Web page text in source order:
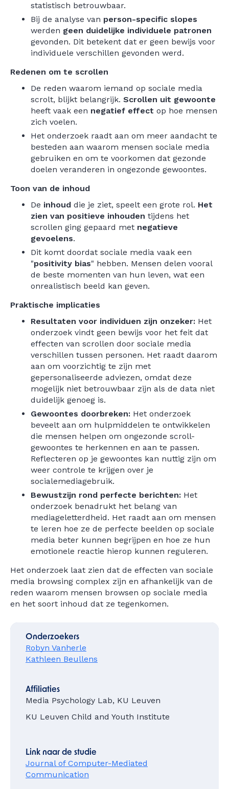
statistisch betrouwbaar.
Bij de analyse van person-specific slopes
werden geen duidelijke individuele patronen
gevonden. Dit betekent dat er geen bewijs voor
individuele verschillen gevonden werd.
Redenen om te scrollen
De reden waarom iemand op sociale media
scrolt, blijkt belangrijk. Scrollen uit gewoonte
heeft vaak een negatief effect op hoe mensen
zich voelen.
Het onderzoek raadt aan om meer aandacht te
besteden aan waarom mensen sociale media
gebruiken en om te voorkomen dat gezonde
doelen veranderen in ongezonde gewoontes.
Toon van de inhoud
De inhoud die je ziet, speelt een grote rol. Het
zien van positieve inhouden tijdens het
scrollen ging gepaard met negatieve
gevoelens.
Dit komt doordat sociale media vaak een
"positivity bias" hebben. Mensen delen vooral
de beste momenten van hun leven, wat een
onrealistisch beeld kan geven.
Praktische implicaties
Resultaten voor individuen zijn onzeker: Het
onderzoek vindt geen bewijs voor het feit dat
effecten van scrollen door sociale media
verschillen tussen personen. Het raadt daarom
aan om voorzichtig te zijn met
gepersonaliseerde adviezen, omdat deze
mogelijk niet betrouwbaar zijn als de data niet
duidelijk genoeg is.
Gewoontes doorbreken: Het onderzoek
beveelt aan om hulpmiddelen te ontwikkelen
die mensen helpen om ongezonde scroll-
gewoontes te herkennen en aan te passen.
Reflecteren op je gewoontes kan nuttig zijn om
weer controle te krijgen over je
socialemediagebruik.
Bewustzijn rond perfecte berichten: Het
onderzoek benadrukt het belang van
mediageletterdheid. Het raadt aan om mensen
te leren hoe ze de perfecte beelden op sociale
media beter kunnen begrijpen en hoe ze hun
emotionele reactie hierop kunnen reguleren.
Het onderzoek laat zien dat de effecten van sociale
media browsing complex zijn en afhankelijk van de
reden waarom mensen browsen op sociale media
en het soort inhoud dat ze tegenkomen.
Onderzoekers
Robyn Vanherle
Kathleen Beullens
Affiliaties
Media Psychology Lab, KU Leuven
KU Leuven Child and Youth Institute
Link naar de studie
Journal of Computer-Mediated
Communication